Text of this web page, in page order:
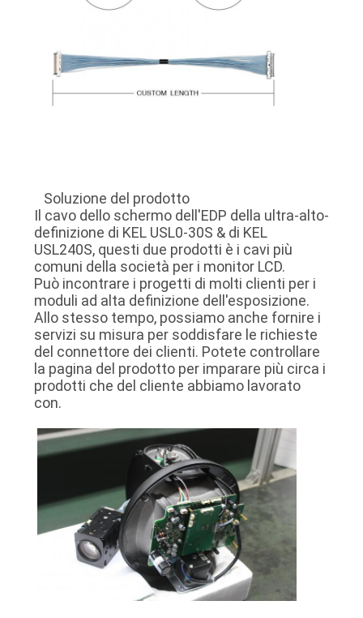
POLITICA
SULLA
Soluzione del prodotto
Il cavo dello schermo dell'EDP della ultra-alto-
definizione di KEL USL0-30S & di KEL
USL240S, questi due prodotti è i cavi più
comuni della società per i monitor LCD.
Può incontrare i progetti di molti clienti per i
moduli ad alta definizione dell'esposizione.
Allo stesso tempo, possiamo anche fornire i
servizi su misura per soddisfare le richieste
del connettore dei clienti. Potete controllare
la pagina del prodotto per imparare più circa i
prodotti che del cliente abbiamo lavorato
con.